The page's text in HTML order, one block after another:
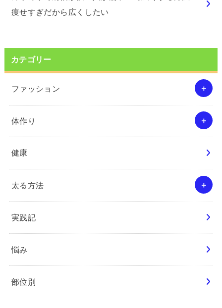
痩せすぎだから広くしたい
カテゴリー
ファッション
体作り
健康
太る方法
実践記
悩み
部位別